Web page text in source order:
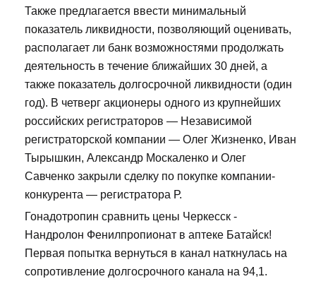
Также предлагается ввести минимальный
показатель ликвидности, позволяющий оценивать,
располагает ли банк возможностями продолжать
деятельность в течение ближайших 30 дней, а
также показатель долгосрочной ликвидности (один
год). В четверг акционеры одного из крупнейших
российских регистраторов — Независимой
регистраторской компании — Олег Жизненко, Иван
Тырышкин, Александр Москаленко и Олег
Савченко закрыли сделку по покупке компании-
конкурента — регистратора Р.
Гонадотропин сравнить цены Черкесск -
Нандролон Фенилпропионат в аптеке Батайск!
Первая попытка вернуться в канал наткнулась на
сопротивление долгосрочного канала на 94,1.